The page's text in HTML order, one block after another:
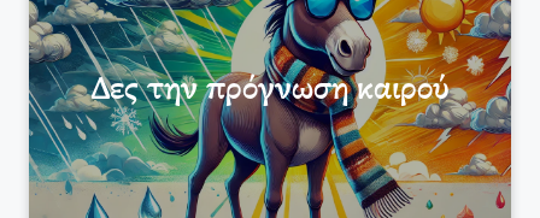
Δες την πρόγνωση καιρού